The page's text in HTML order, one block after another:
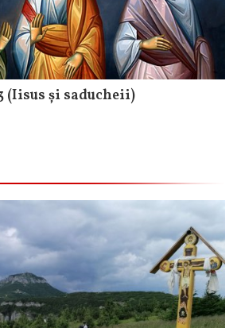
(Iisus și saducheii)